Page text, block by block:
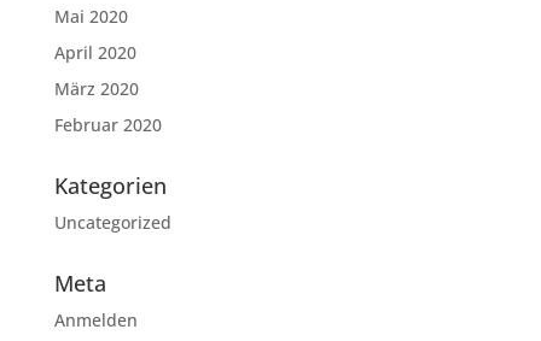
Mai 2020
April 2020
März 2020
Februar 2020
Kategorien
Uncategorized
Meta
Anmelden